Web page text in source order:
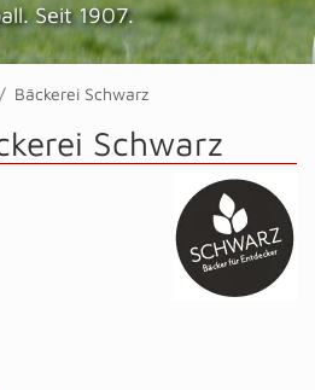
Seit 1907.
Bäckerei Schwarz
Schwarz